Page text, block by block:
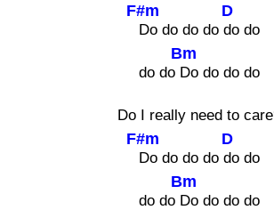
F#m
Do do do do
D
do do
do do
Bm
Do do do do
Do I really need to
F#m
Do do do do
D
do do
do do
Bm
Do do do do